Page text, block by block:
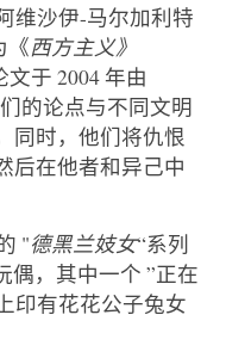
维沙伊-马尔加利特
《西方主义》
于 2004 年由
的论点与不同文明
同时，他们将仇恨
后在他者和异己中
"德黑兰妓女“系列
偶，其中一个 ”正在
印有花花公子兔女